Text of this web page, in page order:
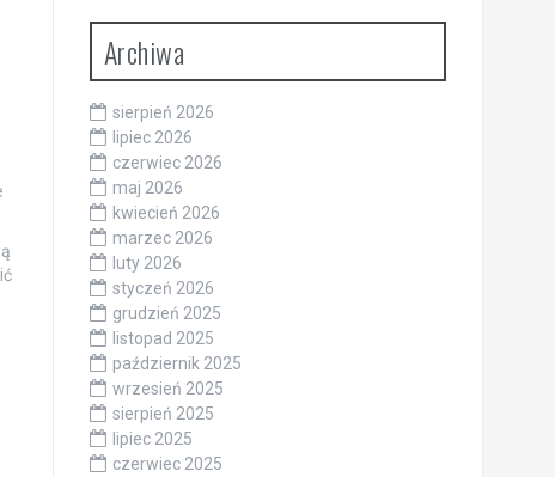
Archiwa
sierpień 2026
lipiec 2026
czerwiec 2026
maj 2026
kwiecień 2026
marzec 2026
luty 2026
styczeń 2026
grudzień 2025
listopad 2025
październik 2025
wrzesień 2025
sierpień 2025
lipiec 2025
czerwiec 2025